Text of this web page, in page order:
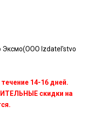
Izdatel'stvo
14-16 дней.
скидки на